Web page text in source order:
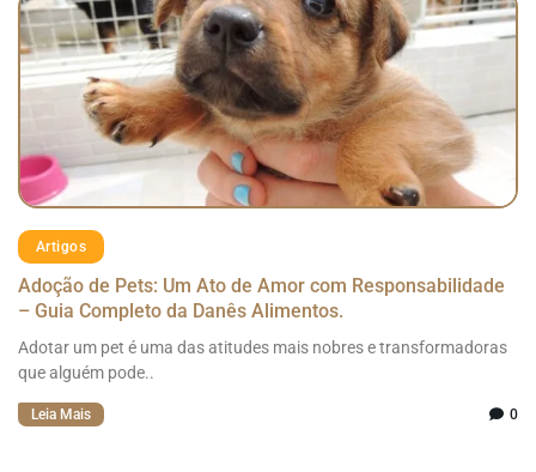
Artigos
Adoção de Pets: Um Ato de Amor com Responsabilidade
– Guia Completo da Danês Alimentos.
Adotar um pet é uma das atitudes mais nobres e transformadoras
que alguém pode..
Leia Mais 0